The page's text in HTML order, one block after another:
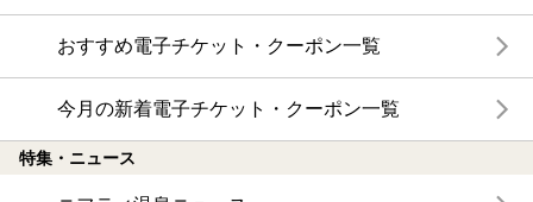
おすすめ電子チケット・クーポン一覧
今月の新着電子チケット・クーポン一覧
特集・ニュース